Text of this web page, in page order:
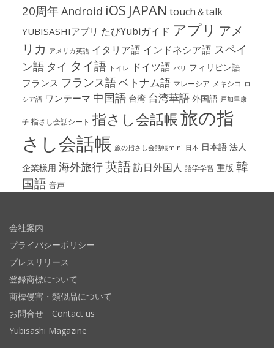
20周年Android iOS JAPAN touch＆talk
YUBISASHIアプリ たびYubiガイド アプリ アメ
リカ アメリカ英語 イタリア語 インドネシア語 スペイ
ン語 タイ タイ語 トイレ ドイツ語 パリ フィリピン語
フランス フランス語ベトナム語 マレーシア メキシコ ロ
シア語 ワンテーマ 中国語 台湾 台湾華語 外国語 戸加里康
子 指さし会話シート 指さし会話帳旅の指
さし会話帳 旅の指さし会話帳mini 日本 日本語 法人
企業様用 海外旅行英語訪日外国人 語学学習 重版 韓
国語 音声
会社案内
プライバシーポリシー
プレスリリース
登録商標について
商標侵害・類似品について
お問合せ Contact us
Yubisashi Magazine